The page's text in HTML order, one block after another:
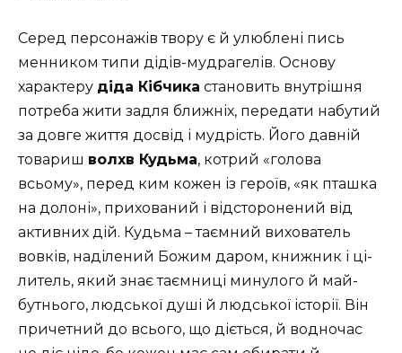
Серед персонажів твору є й улюблені пись
менником типи дідів-мудрагелів. Основу
характеру діда Кібчика становить внутрішня
потреба жити задля ближніх, передати набутий
за довге життя досвід і мудрість. Його давній
товариш волхв Кудьма, котрий «голова
всьому», перед ким кожен із героїв, «як пташка
на долоні», прихований і відсторонений від
активних дій. Кудьма – таємний вихователь
вовків, наділений Божим даром, книжник і ці­
литель, який знає таємниці минулого й май­
бутнього, людської душі й людської історії. Він
причетний до всього, що діється, й водночас